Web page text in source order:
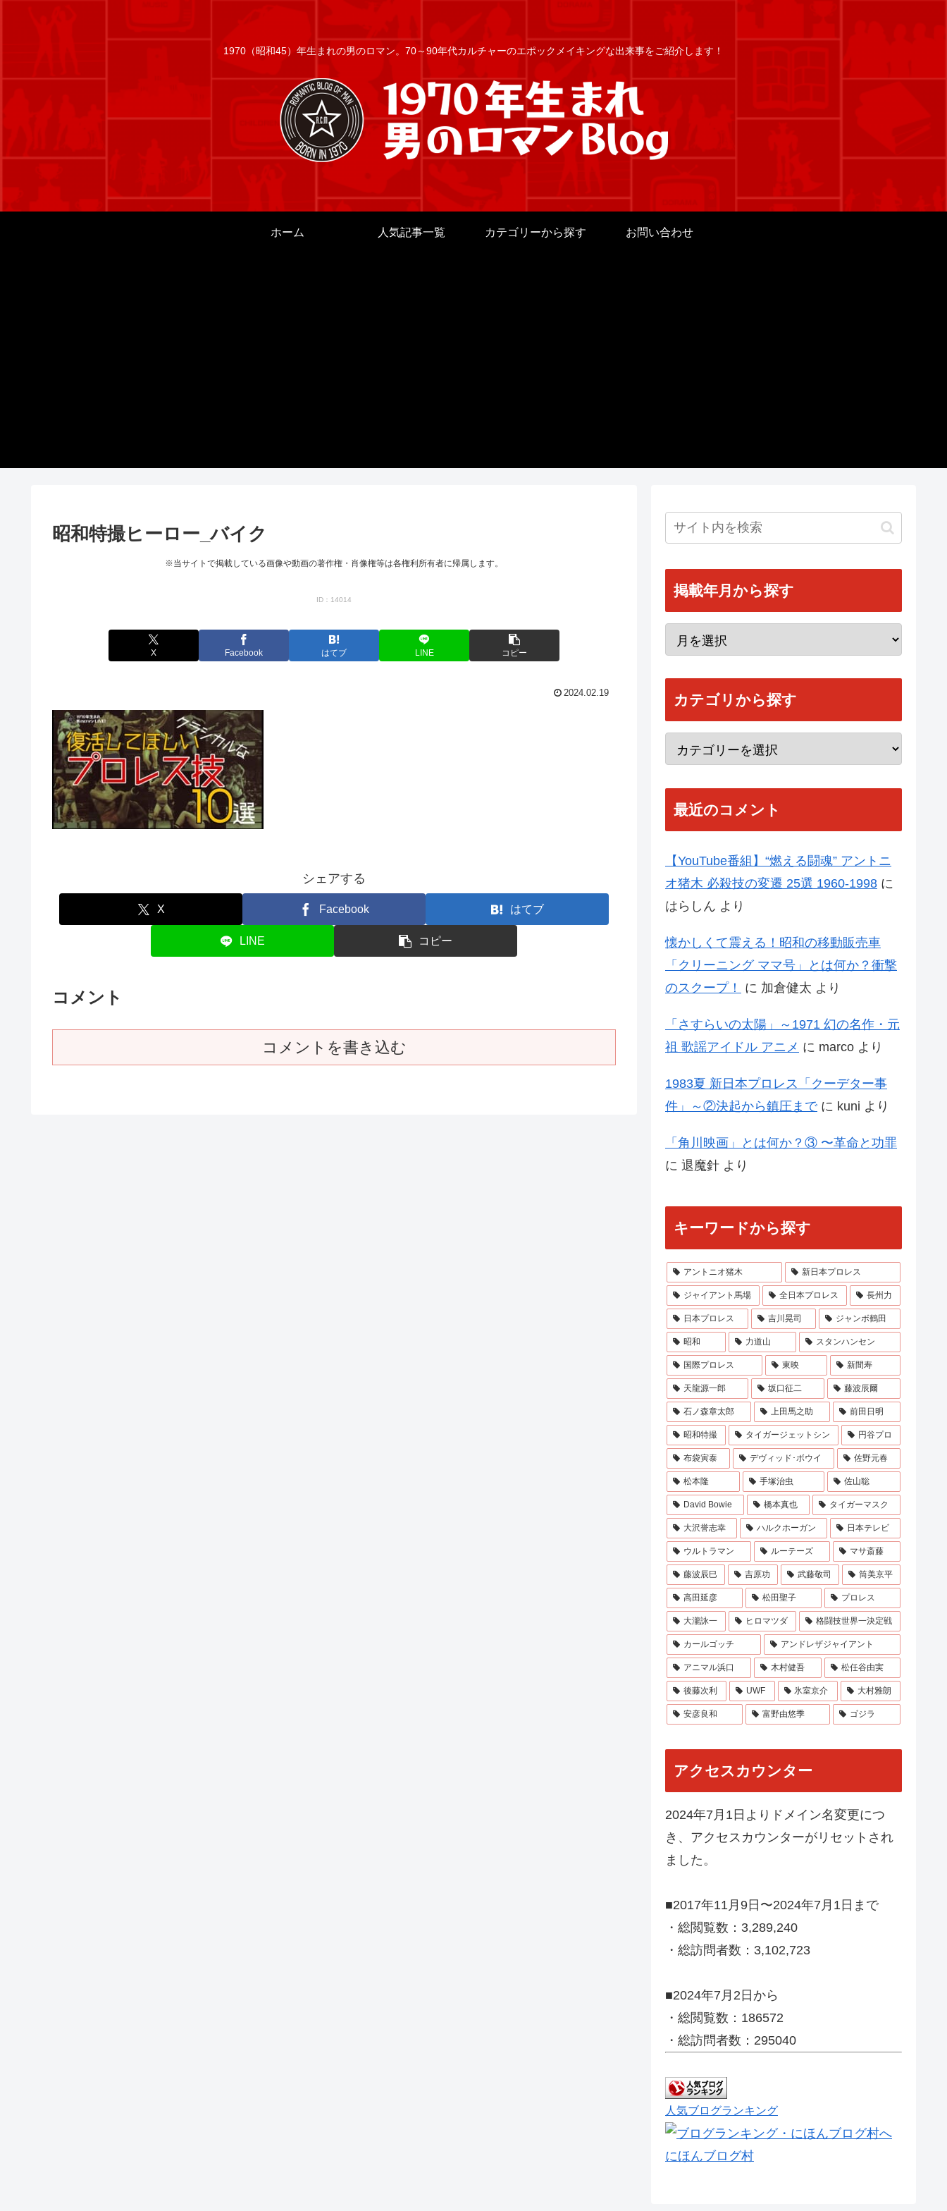
1970（昭和45）年生まれの男のロマン。70～90年代カルチャーのエポックメイキングな出来事をご紹介します！
ホーム 人気記事一覧 カテゴリーから探す お問い合わせ
昭和特撮ヒーロー_バイク
※当サイトで掲載している画像や動画の著作権・肖像権等は各権利所有者に帰属します。
ID：14014
X Facebook はてブ LINE コピー
2024.02.19
シェアする
X Facebook はてブ
LINE コピー
コメント
コメントを書き込む
掲載年月から探す
カテゴリから探す
最近のコメント
【YouTube番組】“燃える闘魂” アントニ
オ猪木 必殺技の変遷 25選 1960-1998 に
はらしん より
懐かしくて震える！昭和の移動販売車
「クリーニング ママ号」とは何か？衝撃
のスクープ！
に 加倉健太 より
「さすらいの太陽」～1971 幻の名作・元
祖 歌謡アイドル アニメ に marco より
1983夏 新日本プロレス「クーデター事
件」～②決起から鎮圧までに kuni より
「角川映画」とは何か？③ 〜革命と功罪
に 退魔針 より
キーワードから探す
アントニオ猪木 新日本プロレス
ジャイアント馬場 全日本プロレス 長州力
日本プロレス 吉川晃司 ジャンボ鶴田
昭和 力道山 スタンハンセン
国際プロレス 東映 新間寿
天龍源一郎 坂口征二 藤波辰爾
石ノ森章太郎 上田馬之助 前田日明
昭和特撮 タイガージェットシン 円谷プロ
布袋寅泰 デヴィッド･ボウイ 佐野元春
松本隆 手塚治虫 佐山聡
David Bowie 橋本真也 タイガーマスク
大沢誉志幸 ハルクホーガン 日本テレビ
ウルトラマン ルーテーズ マサ斎藤
藤波辰巳 吉原功 武藤敬司 筒美京平
高田延彦 松田聖子 プロレス
大瀧詠一 ヒロマツダ 格闘技世界一決定戦
カールゴッチ アンドレザジャイアント
アニマル浜口 木村健吾 松任谷由実
後藤次利 UWF 氷室京介 大村雅朗
安彦良和 富野由悠季 ゴジラ
アクセスカウンター
2024年7月1日よりドメイン名変更につ
き、アクセスカウンターがリセットされ
ました。
■2017年11月9日〜2024年7月1日まで
・総閲覧数：3,289,240
・総訪問者数：3,102,723
■2024年7月2日から
・総閲覧数：186572
・総訪問者数：295040
人気ブログランキング
にほんブログ村